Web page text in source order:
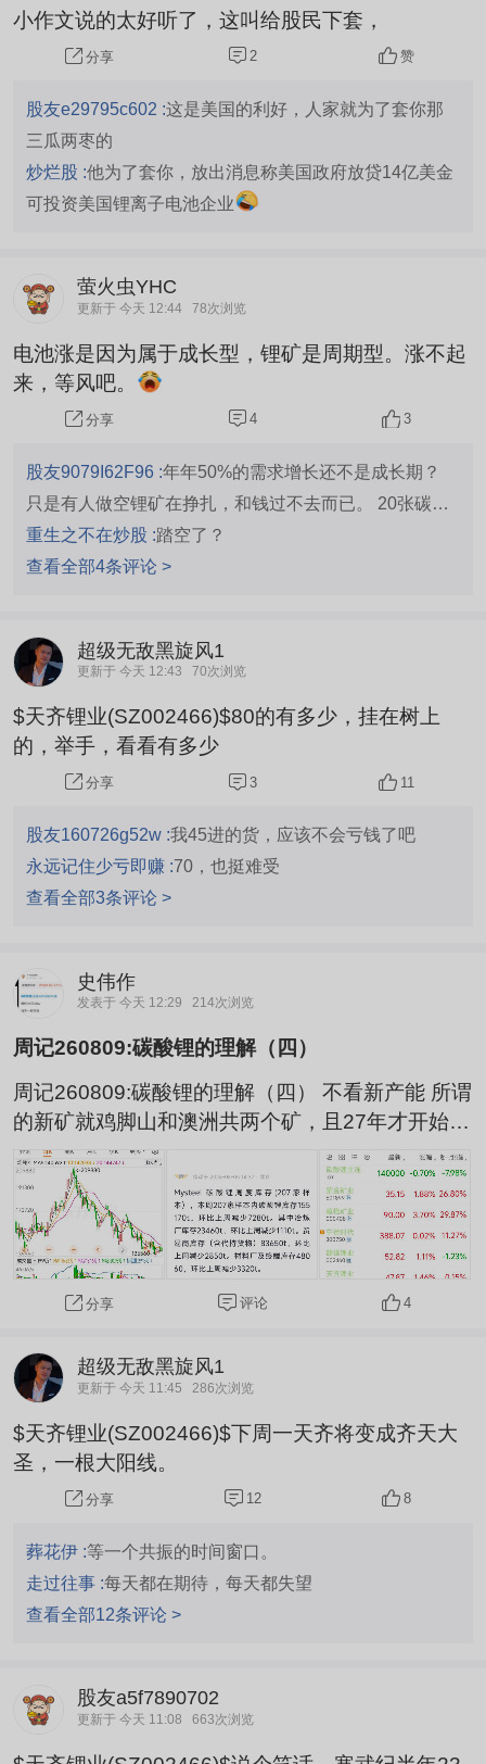
小作文说的太好听了，这叫给股民下套，
分享 2 赞
股友e29795c602 :这是美国的利好，人家就为了套你那
三瓜两枣的
炒烂股 :他为了套你，放出消息称美国政府放贷14亿美金
可投资美国锂离子电池企业
萤火虫YHC
更新于 今天 12:44 78次浏览
电池涨是因为属于成长型，锂矿是周期型。涨不起
来，等风吧。
分享 4 3
股友9079I62F96 :年年50%的需求增长还不是成长期？
只是有人做空锂矿在挣扎，和钱过不去而已。 20张碳酸
锂多单，早就把5万股港股天齐的成本都拿回来了。
重生之不在炒股 :踏空了？
查看全部4条评论 >
超级无敌黑旋风1
更新于 今天 12:43 70次浏览
$天齐锂业(SZ002466)$80的有多少，挂在树上
的，举手，看看有多少
分享 3 11
股友160726g52w :我45进的货，应该不会亏钱了吧
永远记住少亏即赚 :70，也挺难受
查看全部3条评论 >
史伟作
发表于 今天 12:29 214次浏览
周记260809:碳酸锂的理解（四）
周记260809:碳酸锂的理解（四） 不看新产能 所谓
的新矿就鸡脚山和澳洲共两个矿，且27年才开始，
试产量产到满产还需要很长时间； 不看jxw妇产 媒
体一直关注的jxw只是5000吨/月的量，相对于20万
吨/月的总产能只是无足轻重的一根毛；宜春其他七
矿属于违规开采重罚，想要妇产看来要等猴年马
月； 不看库存 四月份五月初非常痴迷计算库存数
据，但后面五月六月都在入库但价格一直下跌；反
分享 评论 4
超级无敌黑旋风1
更新于 今天 11:45 286次浏览
$天齐锂业(SZ002466)$下周一天齐将变成齐天大
圣，一根大阳线。
分享 12 8
葬花伊 :等一个共振的时间窗口。
走过往事 :每天都在期待，每天都失望
查看全部12条评论 >
股友a5f7890702
更新于 今天 11:08 663次浏览